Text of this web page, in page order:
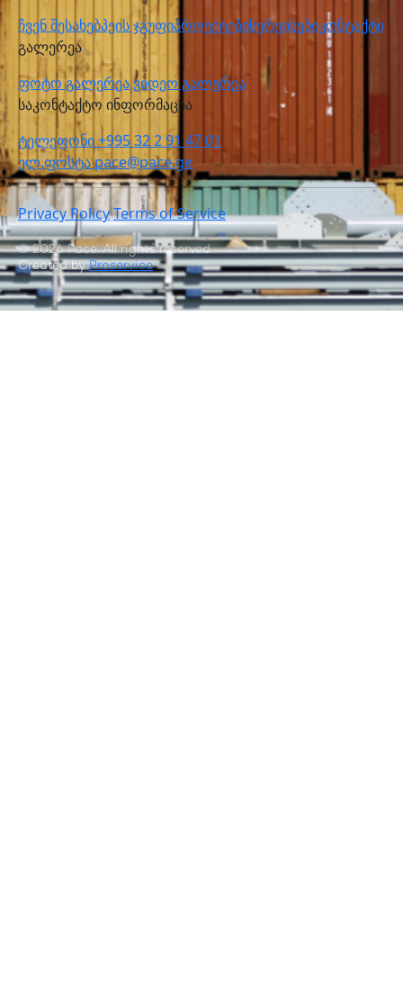
ჩვენ შესახებპეის ჯგუფიპროექტებისერვისებიკონტაქტი
გალერეა
ფოტო გალერეა ვიდეო გალერეა
საკონტაქტო ინფორმაცია
ტელეფონი+995 32 2 91 47 01
ელ.ფოსტაpace@pace.ge
© 2026 Pace. All rights reserved.
Privacy PolicyTerms of Service
Created byProservice